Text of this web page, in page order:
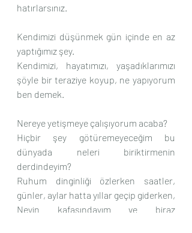
hatırlarsınız.
Kendimizi düşünmek gün içinde en az
yaptığımız şey.
Kendimizi, hayatımızı, yaşadıklarımızı
şöyle bir teraziye koyup, ne yapıyorum
ben demek.
Nereye yetişmeye çalışıyorum acaba?
Hiçbir şey götüremeyeceğim bu
dünyada neleri biriktirmenin
derdindeyim?
Ruhum dinginliği özlerken saatler,
günler, aylar hatta yıllar geçip giderken,
Neyin kafasındayım ve biraz